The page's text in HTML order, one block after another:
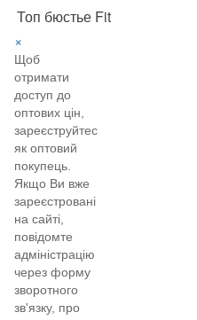
Топ бюстье Fit
×
Щоб
отримати
доступ до
оптових цін,
зареєструйтеся
як оптовий
покупець.
Якщо Ви вже
зареєстровані
на сайті,
повідомте
адміністрацію
через форму
зворотного
зв'язку, про